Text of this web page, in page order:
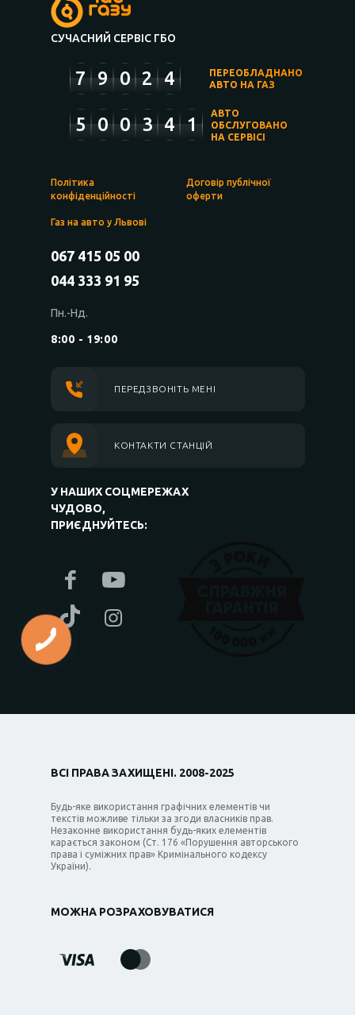
СУЧАСНИЙ СЕРВІС ГБО
7 9 0 2 4
ПЕРЕОБЛАДНАНО
АВТО НА ГАЗ
5 0 0 3 4 1
АВТО
ОБСЛУГОВАНО
НА СЕРВІСІ
Політика
конфіденційності
Договір публічної
оферти
Газ на авто у Львові
067 415 05 00
044 333 91 95
Пн.-Нд.
8:00 - 19:00
ПЕРЕДЗВОНІТЬ МЕНІ
КОНТАКТИ СТАНЦІЙ
У НАШИХ СОЦМЕРЕЖАХ
ЧУДОВО,
ПРИЄДНУЙТЕСЬ:
ВСІ ПРАВА ЗАХИЩЕНІ. 2008-2025
Будь-яке використання графічних елементів чи
текстів можливе тільки за згоди власників прав.
Незаконне використання будь-яких елементів
карається законом (Ст. 176 «Порушення авторського
права і суміжних прав» Кримінального кодексу
України).
МОЖНА РОЗРАХОВУВАТИСЯ